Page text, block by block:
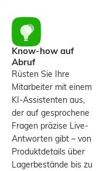
Know-how auf
Abruf
Rüsten Sie Ihre
Mitarbeiter mit einem
KI-Assistenten aus,
der auf gesprochene
Fragen präzise Live-
Antworten gibt – von
Produktdetails über
Lagerbestände bis zu